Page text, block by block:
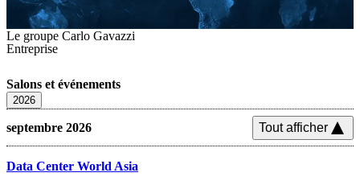
Le groupe Carlo Gavazzi
Entreprise
Salons et événements
2026
septembre 2026 Tout afficher
Data Center World Asia